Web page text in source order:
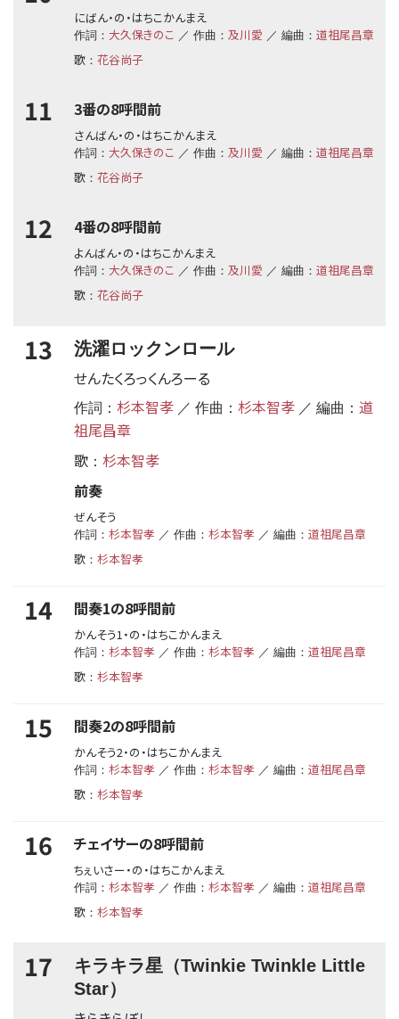
にばん・の・はちこかんまえ
作詞： 大久保きのこ ／ 作曲： 及川愛 ／ 編曲： 道祖尾昌章
歌 ： 花谷尚子
11 3番の8呼間前
さんばん・の・はちこかんまえ
作詞： 大久保きのこ ／ 作曲： 及川愛 ／ 編曲： 道祖尾昌章
歌 ： 花谷尚子
12 4番の8呼間前
よんばん・の・はちこかんまえ
作詞： 大久保きのこ ／ 作曲： 及川愛 ／ 編曲： 道祖尾昌章
歌 ： 花谷尚子
13 洗濯ロックンロール
せんたくろっくんろーる
作詞： 杉本智孝 ／ 作曲： 杉本智孝 ／ 編曲： 道
祖尾昌章
歌 ： 杉本智孝
前奏
ぜんそう
作詞： 杉本智孝 ／ 作曲： 杉本智孝 ／ 編曲： 道祖尾昌章
歌 ： 杉本智孝
14 間奏1の8呼間前
かんそう1・の・はちこかんまえ
作詞： 杉本智孝 ／ 作曲： 杉本智孝 ／ 編曲： 道祖尾昌章
歌 ： 杉本智孝
15 間奏2の8呼間前
かんそう2・の・はちこかんまえ
作詞： 杉本智孝 ／ 作曲： 杉本智孝 ／ 編曲： 道祖尾昌章
歌 ： 杉本智孝
16 チェイサーの8呼間前
ちぇいさー・の・はちこかんまえ
作詞： 杉本智孝 ／ 作曲： 杉本智孝 ／ 編曲： 道祖尾昌章
歌 ： 杉本智孝
17
キラキラ星（Twinkie Twinkle Little
Star）